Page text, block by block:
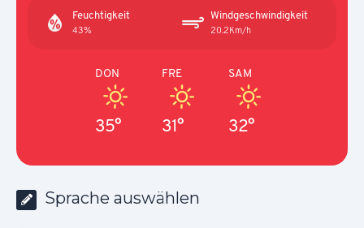
Feuchtigkeit
43%
Windgeschwindigkeit
20.2Km/h
DON
35°
FRE
31°
SAM
32°
Sprache auswählen